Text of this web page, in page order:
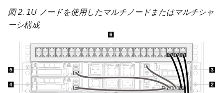
図 2. 1U ノードを使用したマルチノードまたはマルチシャ
ーシ構成